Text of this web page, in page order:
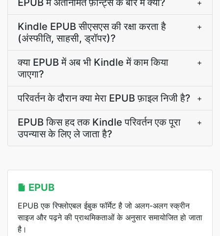
EPUB में अंतर्निर्मित फ़ॉन्ट्स के बारे में क्या? +
Kindle EPUB सीएसएस की रक्षा करता है
(अंस्फीति, साहसी, ड्रॉपर)?
+
क्या EPUB में अब भी Kindle में काम किया
जाएगा?
+
परिवर्तन के दौरान क्या मेरा EPUB फ़ाइल निजी है? +
EPUB किस हद तक Kindle परिवर्तन एक पूरा
उपन्यास के लिए ले जाता है?
+
EPUB
EPUB एक रिफ्लोएबल ईबुक फॉर्मेट है जो अलग-अलग स्क्रीन
साइज और पढ़ने की प्राथमिकताओं के अनुसार समायोजित हो जाता
है।